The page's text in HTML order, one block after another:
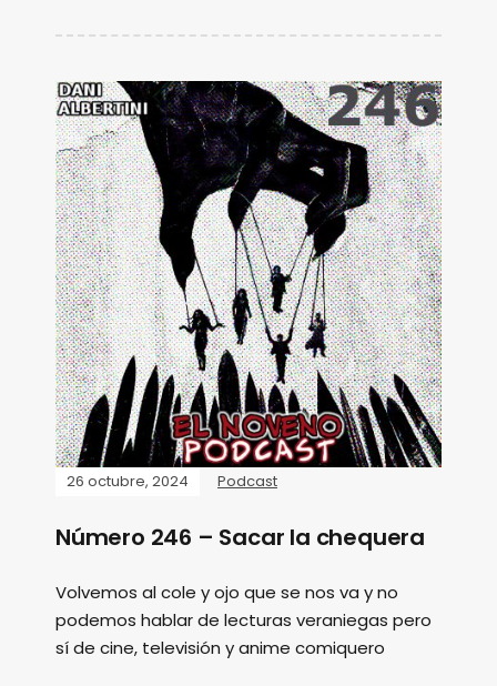
26 octubre, 2024 Podcast
Número 246 – Sacar la chequera
Volvemos al cole y ojo que se nos va y no
podemos hablar de lecturas veraniegas pero
sí de cine, televisión y anime comiquero